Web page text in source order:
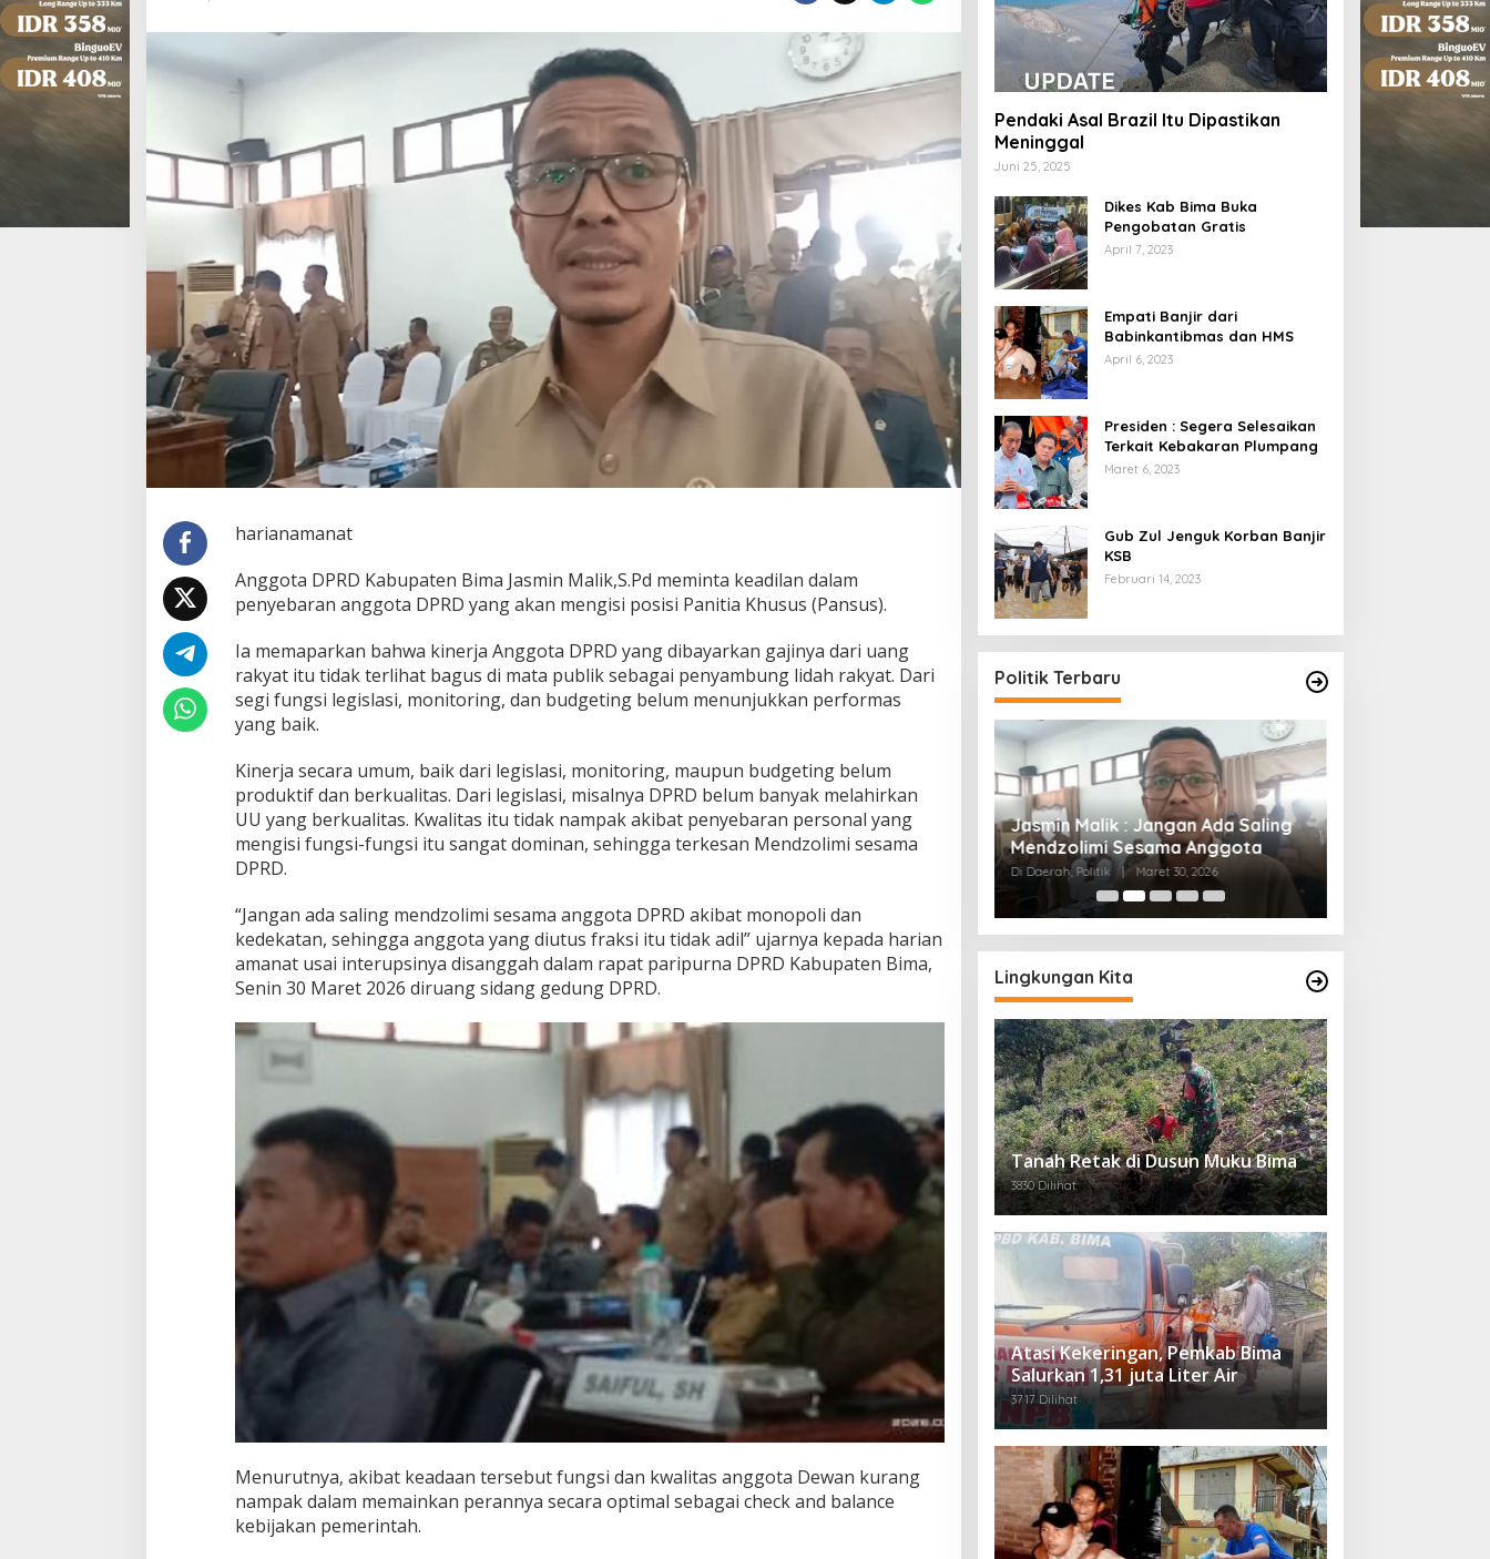
harianamanat
Anggota DPRD Kabupaten Bima Jasmin Malik,S.Pd meminta keadilan dalam
penyebaran anggota DPRD yang akan mengisi posisi Panitia Khusus (Pansus).
Ia memaparkan bahwa kinerja Anggota DPRD yang dibayarkan gajinya dari uang
rakyat itu tidak terlihat bagus di mata publik sebagai penyambung lidah rakyat. Dari
segi fungsi legislasi, monitoring, dan budgeting belum menunjukkan performas
yang baik.
Kinerja secara umum, baik dari legislasi, monitoring, maupun budgeting belum
produktif dan berkualitas. Dari legislasi, misalnya DPRD belum banyak melahirkan
UU yang berkualitas. Kwalitas itu tidak nampak akibat penyebaran personal yang
mengisi fungsi-fungsi itu sangat dominan, sehingga terkesan Mendzolimi sesama
DPRD.
“Jangan ada saling mendzolimi sesama anggota DPRD akibat monopoli dan
kedekatan, sehingga anggota yang diutus fraksi itu tidak adil” ujarnya kepada harian
amanat usai interupsinya disanggah dalam rapat paripurna DPRD Kabupaten Bima,
Senin 30 Maret 2026 diruang sidang gedung DPRD.
Menurutnya, akibat keadaan tersebut fungsi dan kwalitas anggota Dewan kurang
nampak dalam memainkan perannya secara optimal sebagai check and balance
kebijakan pemerintah.
Pendaki Asal Brazil Itu Dipastikan
Meninggal
Juni 25, 2025
Dikes Kab Bima Buka
Pengobatan Gratis
April 7, 2023
Empati Banjir dari
Babinkantibmas dan HMS
April 6, 2023
Presiden : Segera Selesaikan
Terkait Kebakaran Plumpang
Maret 6, 2023
Gub Zul Jenguk Korban Banjir
KSB
Februari 14, 2023
Politik Terbaru
Gubernur Miq Iqbal Paparkan
Capaian Ekonomi Tangguh
Jasmin Malik : Jangan Ada Saling
Mendzolimi Sesama Anggota
Di Daerah, Politik | Maret 30, 2026
Lingkungan Kita
Tanah Retak di Dusun Muku Bima
3830 Dilihat
Atasi Kekeringan, Pemkab Bima
Salurkan 1,31 juta Liter Air
3717 Dilihat